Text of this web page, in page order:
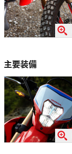
主要装備